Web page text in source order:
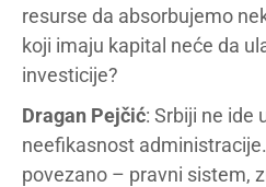
resurse da absorbujemo
koji imaju kapital neće da
investicije?
Dragan Pejčić: Srbiji ne ide
neefikasnost
povezano – pravni sistem,